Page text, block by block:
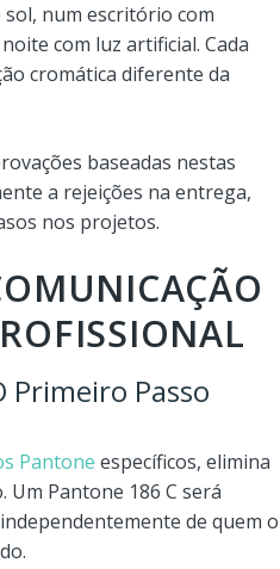
num escritório com
com luz artificial. Cada
cromática diferente da
baseadas nestas
a rejeições na entrega,
nos projetos.
Primeiro Passo
Pantone específicos, elimina
Pantone 186 C será
de quem o